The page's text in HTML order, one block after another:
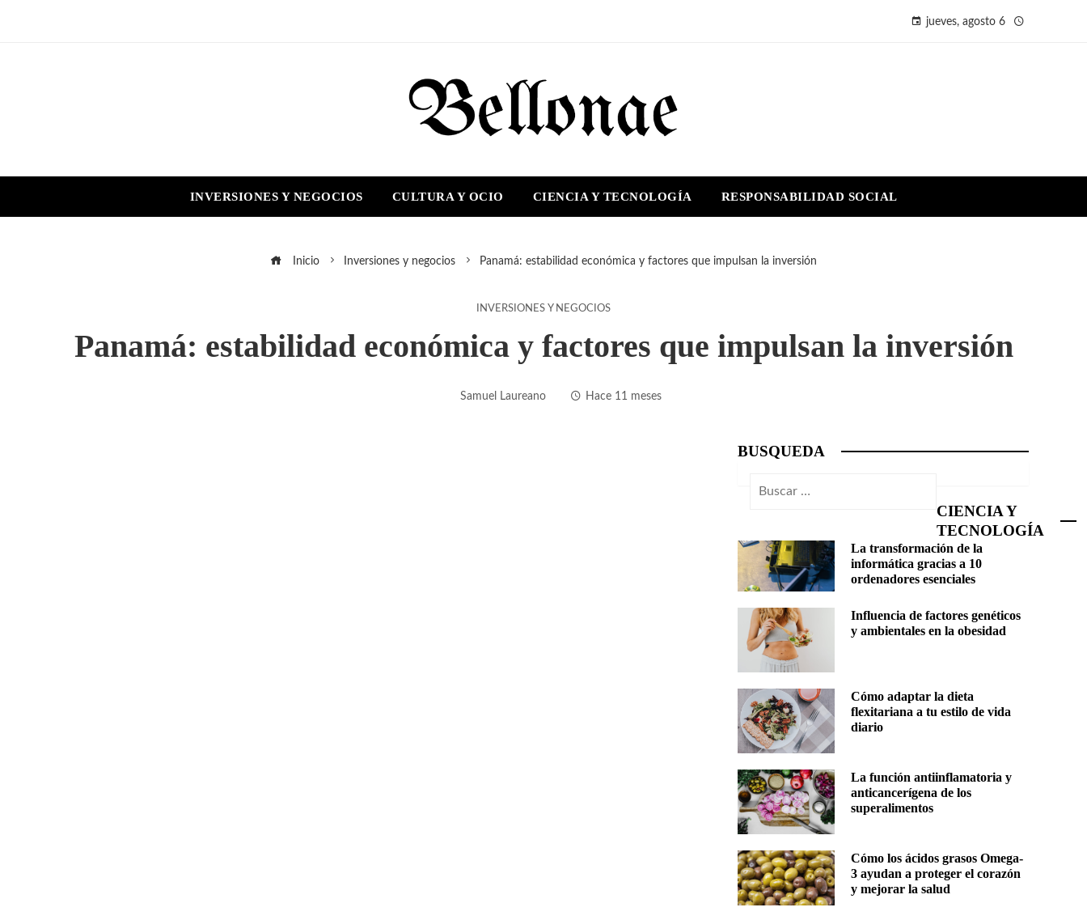
jueves, agosto 6
INVERSIONES Y NEGOCIOS CULTURA Y OCIO CIENCIA Y TECNOLOGÍA RESPONSABILIDAD SOCIAL
Inicio Inversiones y negocios Panamá: estabilidad económica y factores que impulsan la inversión
INVERSIONES Y NEGOCIOS
Panamá: estabilidad económica y factores que impulsan la inversión
Samuel Laureano Hace 11 meses
BUSQUEDA
Buscar:
CIENCIA Y
TECNOLOGÍA
La transformación de la
informática gracias a 10
ordenadores esenciales
Influencia de factores genéticos
y ambientales en la obesidad
Cómo adaptar la dieta
flexitariana a tu estilo de vida
diario
La función antiinflamatoria y
anticancerígena de los
superalimentos
Cómo los ácidos grasos Omega-
3 ayudan a proteger el corazón
y mejorar la salud